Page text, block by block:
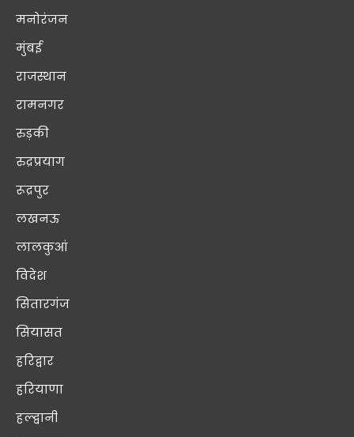
मनोरंजन
मुंबई
राजस्थान
रामनगर
रुड़की
रुद्रप्रयाग
रूद्रपुर
लखनऊ
लालकुआं
विदेश
सितारगंज
सियासत
हरिद्वार
हरियाणा
हल्द्वानी